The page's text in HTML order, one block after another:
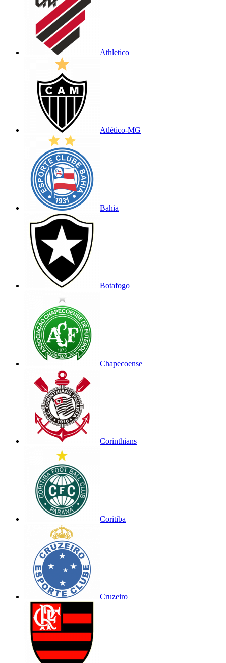
Athletico
Atlético-MG
Bahia
Botafogo
Chapecoense
Corinthians
Coritiba
Cruzeiro